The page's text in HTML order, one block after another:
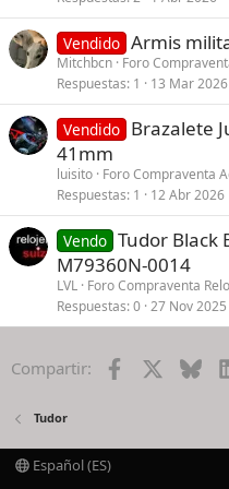
Vendido Armis
Mitchbcn Foro
Respuestas 1 13 Mar 2026
Vendido Brazalete
41mm
luisito Foro Compraventa
Respuestas 1 12 Abr 2026
Vendo Tudor Black
M79360N-0014
LVL Foro Compraventa
Respuestas 0 27 Nov 2025
Compartir: Facebook
Tudor
Español (ES)